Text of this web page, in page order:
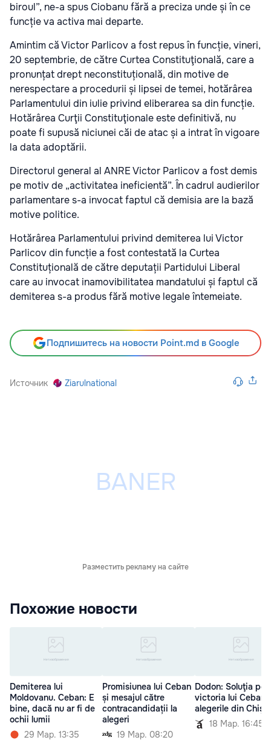
biroul”, ne-a spus Ciobanu fără a preciza unde și în ce
funcție va activa mai departe.
Amintim că Victor Parlicov a fost repus în funcție, vineri,
20 septembrie, de către Curtea Constituţională, care a
pronunțat drept neconstituțională, din motive de
nerespectare a procedurii și lipsei de temei, hotărârea
Parlamentului din iulie privind eliberarea sa din funcție.
Hotărârea Curţii Constituţionale este definitivă, nu
poate fi supusă niciunei căi de atac și a intrat în vigoare
la data adoptării.
Directorul general al ANRE Victor Parlicov a fost demis
pe motiv de „activitatea ineficientă”. În cadrul audierilor
parlamentare s-a invocat faptul că demisia are la bază
motive politice.
Hotărârea Parlamentului privind demiterea lui Victor
Parlicov din funcție a fost contestată la Curtea
Constituțională de către deputații Partidului Liberal
care au invocat inamovibilitatea mandatului și faptul că
demiterea s-a produs fără motive legale întemeiate.
Подпишитесь на новости Point.md в Google
Источник Ziarulnational
Разместить рекламу на сайте
Похожие новости
Demiterea lui
Moldovanu. Ceban: E
bine, dacă nu ar fi de
ochii lumii
29 Мар. 13:35
Promisiunea lui Ceban
și mesajul către
contracandidații la
alegeri
19 Мар. 08:20
Dodon: Soluţia
victoria lui Ceban
alegerile din
18 Мар. 16:45